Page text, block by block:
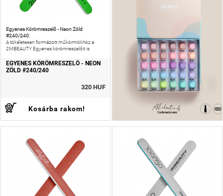
Egyenes Körömreszelő - Neon Zöld
#240/240:
A tökéletesen formázott műkörmökhöz a
2MBEAUTY Egyenes körömreszelőit is
ajánljuk!
EGYENES KÖRÖMRESZELŐ - NEON
ZÖLD #240/240
320 HUF
Kosárba rakom!